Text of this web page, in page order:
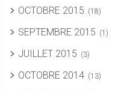
OCTOBRE 2015 (18)
SEPTEMBRE 2015 (1)
JUILLET 2015 (3)
OCTOBRE 2014 (13)